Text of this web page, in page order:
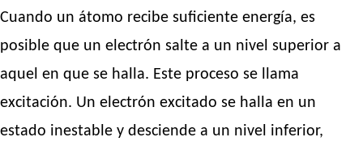
Cuando un átomo recibe suficiente energía, es
posible que un electrón salte a un nivel superior a
aquel en que se halla. Este proceso se llama
excitación. Un electrón excitado se halla en un
estado inestable y desciende a un nivel inferior,